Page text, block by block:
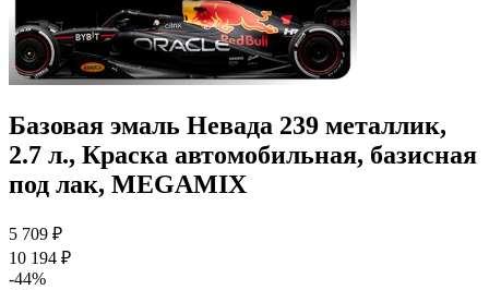
Базовая эмаль Невада 239 металлик,
2.7 л., Краска автомобильная, базисная
под лак, MEGAMIX
5 709 ₽
10 194 ₽
-44%